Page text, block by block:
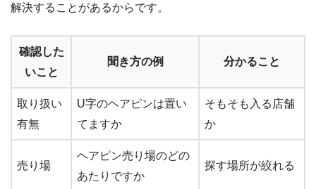
解決することがあるからです。
確認した
いこと
聞き方の例 分かること
取り扱い
有無
U字のヘアピンは置い
てますか
そもそも入る店舗
か
売り場
ヘアピン売り場のどの
あたりですか
探す場所が絞れる